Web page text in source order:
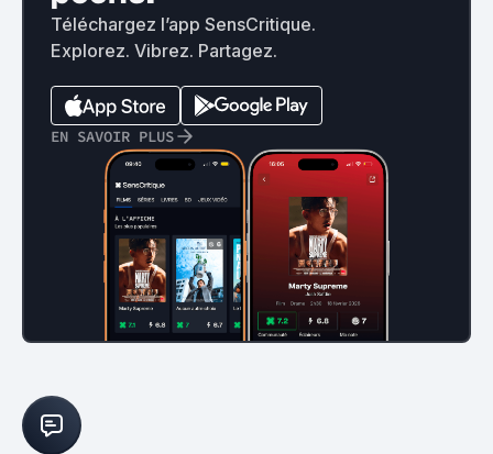
Téléchargez l’app SensCritique.
Explorez. Vibrez. Partagez.
EN SAVOIR PLUS